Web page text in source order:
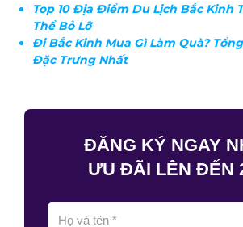
Top 10 Địa Điểm Du Lịch Bắc Kinh
Thể Bỏ Lỡ
Đi Bắc Kinh Mua Gì Làm Quà​?
Đặc Trưng Nhất
ĐĂNG KÝ NGAY
ƯU ĐÃI LÊN ĐẾN